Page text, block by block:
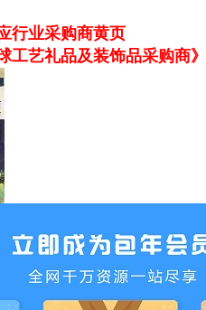
行业采购商黄页
工艺礼品及装饰品采购商